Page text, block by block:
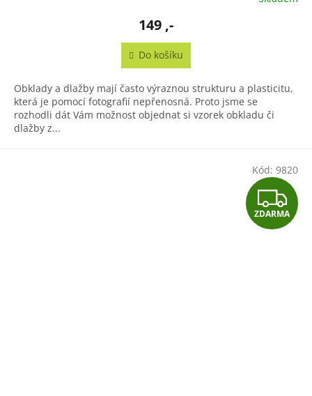
149 ,-
Do košíku
Obklady a dlažby mají často výraznou strukturu a plasticitu,
která je pomocí fotografií nepřenosná. Proto jsme se
rozhodli dát Vám možnost objednat si vzorek obkladu či
dlažby z...
Z
D
ZDARMA
Kód: 9820